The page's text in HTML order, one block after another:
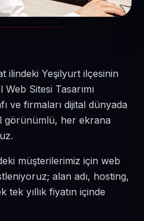
ilindeki Yeşilyurt ilçesinin
Sitesi Tasarımı
ve firmaları dijital dünyada
görünümlü, her ekrana
müşterilerimiz için web
alan adı, hosting,
tek yıllık fiyatın içinde